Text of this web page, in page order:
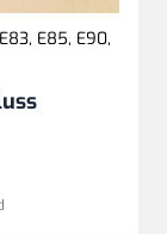
E85, E90,